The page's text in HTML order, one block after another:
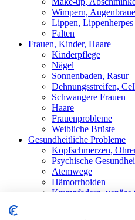
Wimpern,
Lippen, Lippenherpes
Falten
Frauen, Kinder, Haare
Kinderpflege
Nägel
Sonnenbaden, Rasur
Dehnungsstreifen,
Schwangere Frauen
Haare
Frauenprobleme
Weibliche Brüste
Gesundheitliche Probleme
Kopfschmerzen,
Psychische
Atemwege
Hämorrhoiden
Krampfadern, venöse